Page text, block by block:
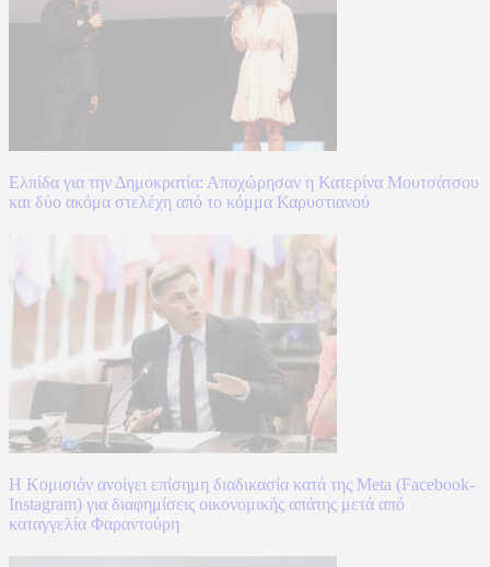
Ελπίδα για την Δημοκρατία: Αποχώρησαν η Κατερίνα Μουτσάτσου
και δύο ακόμα στελέχη από το κόμμα Καρυστιανού
Η Κομισιόν ανοίγει επίσημη διαδικασία κατά της Meta (Facebook-
Instagram) για διαφημίσεις οικονομικής απάτης μετά από
καταγγελία Φαραντούρη